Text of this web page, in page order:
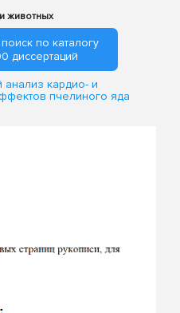
животных
по каталогу
диссертаций
кардио- и
пчелиного яда